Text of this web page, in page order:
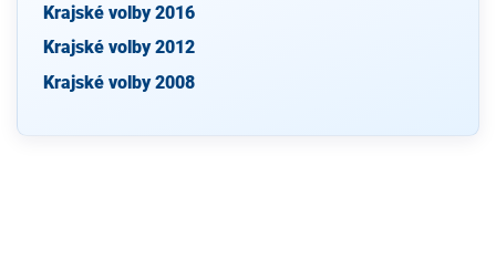
Krajské volby 2016
Krajské volby 2012
Krajské volby 2008